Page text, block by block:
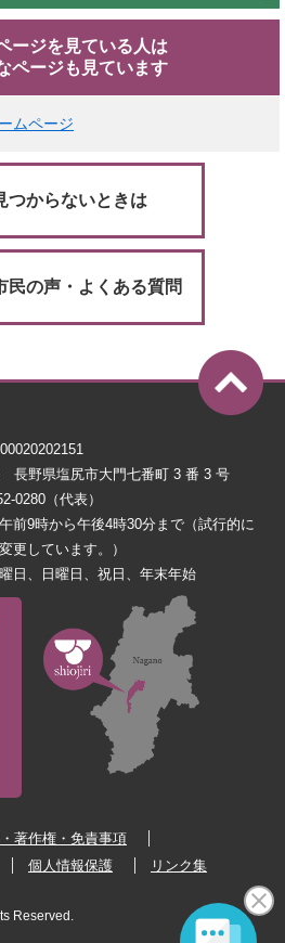
ージを見ている人は
ページも見ています
ムページ
つからないときは
民の声・よくある質問
長野県塩尻市大門七番町 3 番 3 号
0280（代表）
前9時から午後4時30分まで（試行的に
更しています。）
日、日曜日、祝日、年末年始
著作権・免責事項
個人情報保護 リンク集
Reserved.